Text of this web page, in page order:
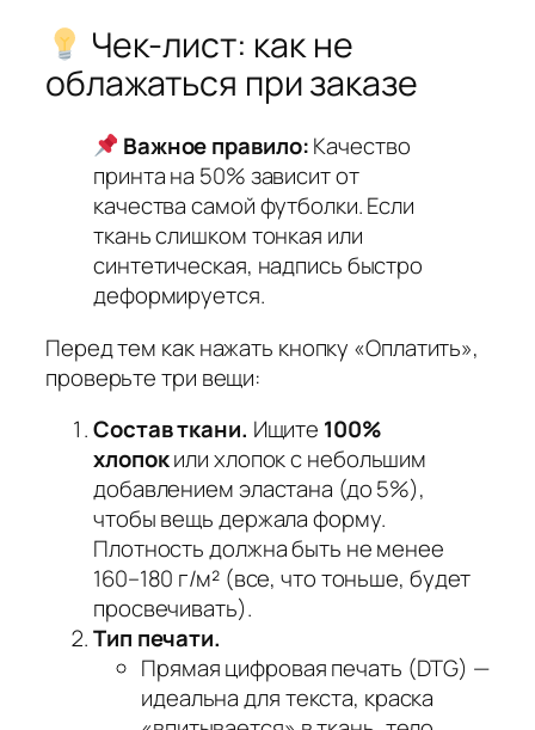
Чек-лист: как не
облажаться при заказе
Важное правило:Качество
принта на 50% зависит от
качества самой футболки. Если
ткань слишком тонкая или
синтетическая, надпись быстро
деформируется.
Перед тем как нажать кнопку «Оплатить»,
проверьте три вещи:
Состав ткани. Ищите 100%
хлопокили хлопок с небольшим
добавлением эластана (до 5%),
чтобы вещь держала форму.
Плотность должна быть не менее
160–180 г/м² (все, что тоньше, будет
просвечивать).
Тип печати.
Прямая цифровая печать (DTG) —
идеальна для текста, краска